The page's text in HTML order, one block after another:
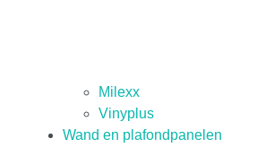
Milexx
Vinyplus
Wand en plafondpanelen